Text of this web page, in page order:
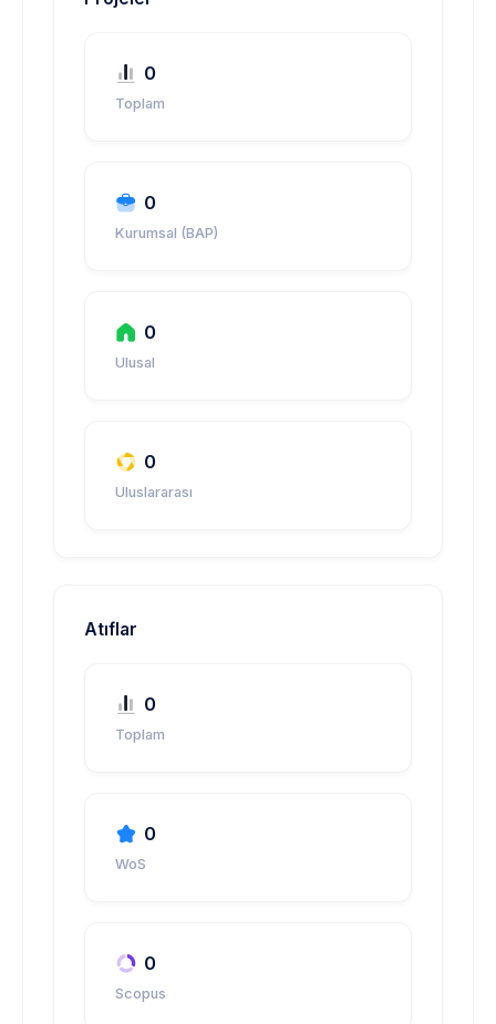
0
Toplam
0
Kurumsal (BAP)
0
Ulusal
0
Uluslararası
Atıflar
0
Toplam
0
WoS
0
Scopus